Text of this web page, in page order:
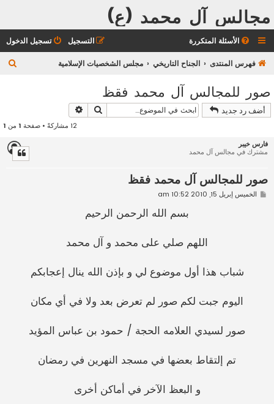
مجالس آل محمد (ع)
الأسئلة المتكررة تسجيل الدخول التسجيل
فهرس المنتدى الجناح التاريخي مجلس الشخصيات الإسلامية
صور للمجالس آل محمد فقظ
أضف رد جديد بحث
12 مشاركةً • صفحة 1 من 1
فارس خيبر
مشترك في مجالس آل محمد
صور للمجالس آل محمد فقظ
مالخميس إبريل 15, 2010 10:52 am
بسم الله الرحمن الرحيم
اللهم صلي على محمد و آل محمد
شباب هذا أول موضوع لي و بإذن الله ينال إعجابكم
اليوم جبت لكم صور لم تعرض بعد ولا في أي مكان
صور لسيدي العلامه الحجة / حمود بن عباس المؤيد
تم إلتقاط بعضها في مسجد النهرين في رمضان
و البعظ الآخر في أماكن أخرى